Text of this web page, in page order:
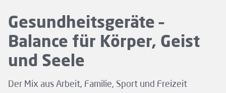
Gesundheitsgeräte –
Balance für Körper, Geist
und Seele
Der Mix aus Arbeit, Familie, Sport und Freizeit